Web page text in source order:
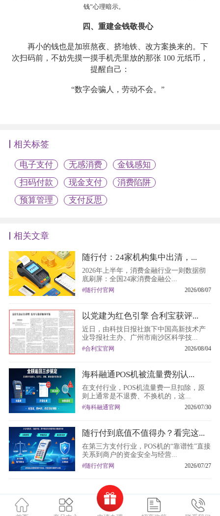
钱”心理暗示。
四、重建金钱敬畏心
再小的钱也是加班熬夜、挤地铁、改方案换来的。下
次扫码前，不妨先摸一摸手机壳里放的那张 100 元纸币，
提醒自己：
“数字会骗人，劳动不会。”
相关标签
电子支付 无感消费
金钱感知
扫码付款
现金支付
消费陷阱
预算管理
支付反思
相关文章
随行付：24家机构集中出清，...
2026年上半年，消费金融行业一则数据彻
底刷屏：全国24家消费金融公...
#随行付官网 2026/08/07
以党建为红色引擎 合利宝获评...
近日，由科技日报社旗下中国高新技术产
业导报社主办、广州市南沙区科学技...
#合利宝官网 2026/08/04
海科融通POS机被流量费别认...
在支付行业，POS机流量费一旦扣除，原
则上通常是不退费、不换机的，这...
#海科融通官网 2026/07/30
随行付到底值不值得办？看完这...
在第三方支付行业，POS机的“靠谱性”直接
关系到商户的资金安全与经营...
#随行付官网 2026/07/27